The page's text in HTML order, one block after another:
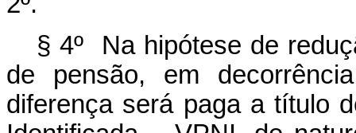
§ 4º Na hipótese de
de pensão, em
diferença será paga a título